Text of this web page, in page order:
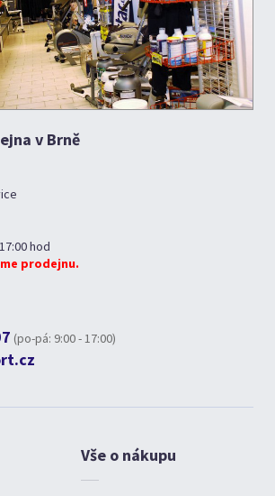
v Brně
hod
prodejnu.
(po-pá: 9:00 - 17:00)
Vše o nákupu